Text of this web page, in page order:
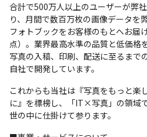
合計で500万人以上のユーザーが弊
り、月間で数百万枚の画像データを
フォトブックをお客様のもとへお届
点）。業界最高水準の品質と低価格
写真の入稿、印刷、配送に至るまで
自社で開発しています。
これからも当社は『写真をもっと楽
に』を標榜し、「IT×写真」の領域
世の中に仕掛けて参ります。